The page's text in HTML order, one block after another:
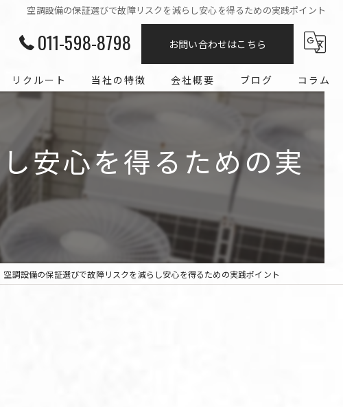
空調設備の保証選びで故障リスクを減らし安心を得るための実践ポイント
011-598-8798 お問い合わせはこちら
リクルート 当社の特徴
求人
会社概要 ブログ コラム
安心を得るための実
空調設備の保証選びで故障リスクを減らし安心を得るための実践ポイント